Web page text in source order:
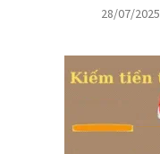
28/07/2025